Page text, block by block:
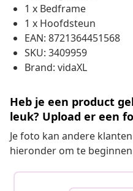
1 x Bedframe
1 x Hoofdsteun
EAN: 8721364451568
SKU: 3409959
Brand: vidaXL
Heb je een product
leuk? Upload er een
Je foto kan andere
hieronder om te